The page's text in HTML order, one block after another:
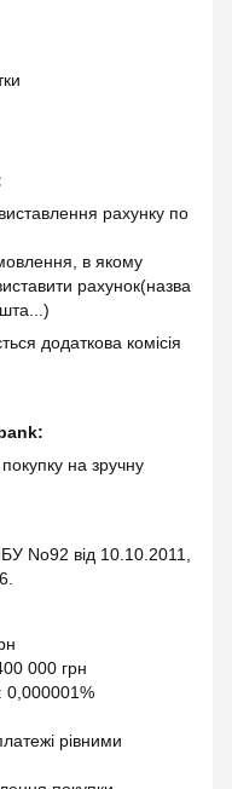
рахунку по
в якому
рахунок(назва
додаткова комісія
на зручну
No92 від 10.10.2011,
000 грн
0,000001%
рівними